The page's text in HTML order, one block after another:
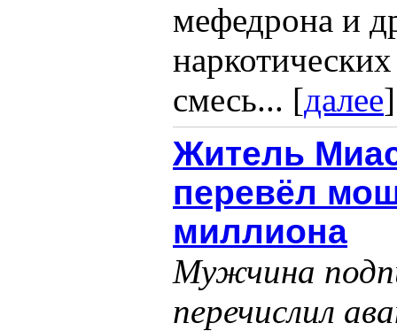
мефедрона и
смесь... [далее]
Житель
перевёл
миллиона
Мужчина
перечислил